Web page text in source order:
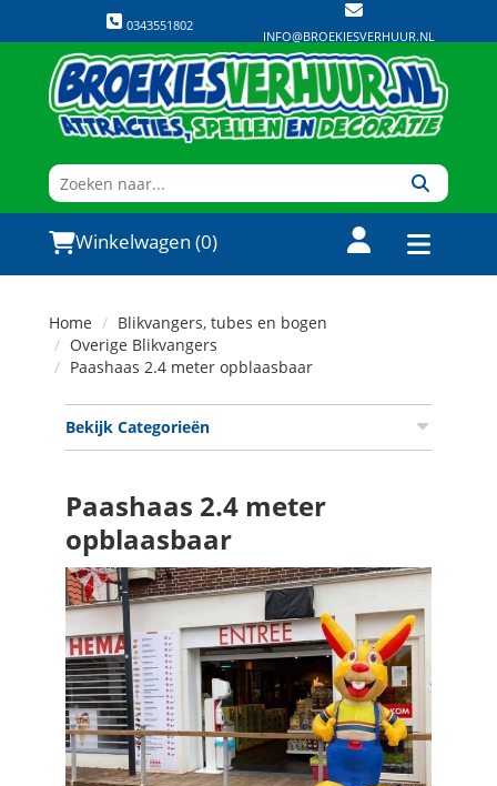
0343551802
INFO@BROEKIESVERHUUR.NL
Winkelwagen (0)
Home
Blikvangers, tubes en bogen
Overige Blikvangers
Paashaas 2.4 meter opblaasbaar
Bekijk Categorieën
Paashaas 2.4 meter
opblaasbaar